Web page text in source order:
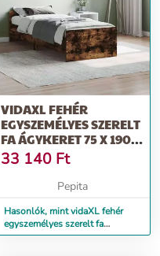
VIDAXL FEHÉR
EGYSZEMÉLYES SZERELT
FA ÁGYKERET 75 X 190
CM
33 140 Ft
Pepita
Hasonlók, mint vidaXL fehér
egyszemélyes szerelt fa
ágykeret 75 x 190 cm